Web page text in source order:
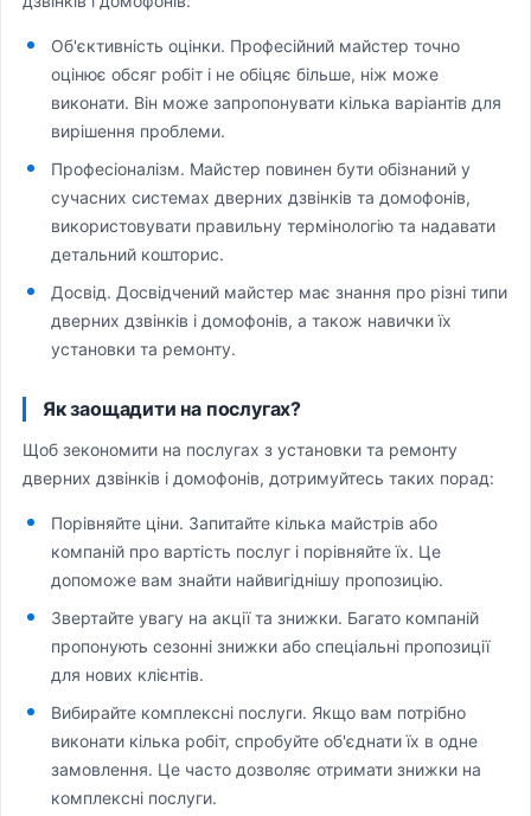
Об'єктивність оцінки. Професійний майстер точно
оцінює обсяг робіт і не обіцяє більше, ніж може
виконати. Він може запропонувати кілька варіантів для
вирішення проблеми.
Професіоналізм. Майстер повинен бути обізнаний у
сучасних системах дверних дзвінків та домофонів,
використовувати правильну термінологію та надавати
детальний кошторис.
Досвід. Досвідчений майстер має знання про різні типи
дверних дзвінків і домофонів, а також навички їх
установки та ремонту.
Як заощадити на послугах?
Щоб зекономити на послугах з установки та ремонту
дверних дзвінків і домофонів, дотримуйтесь таких порад:
Порівняйте ціни. Запитайте кілька майстрів або
компаній про вартість послуг і порівняйте їх. Це
допоможе вам знайти найвигіднішу пропозицію.
Звертайте увагу на акції та знижки. Багато компаній
пропонують сезонні знижки або спеціальні пропозиції
для нових клієнтів.
Вибирайте комплексні послуги. Якщо вам потрібно
виконати кілька робіт, спробуйте об'єднати їх в одне
замовлення. Це часто дозволяє отримати знижки на
комплексні послуги.